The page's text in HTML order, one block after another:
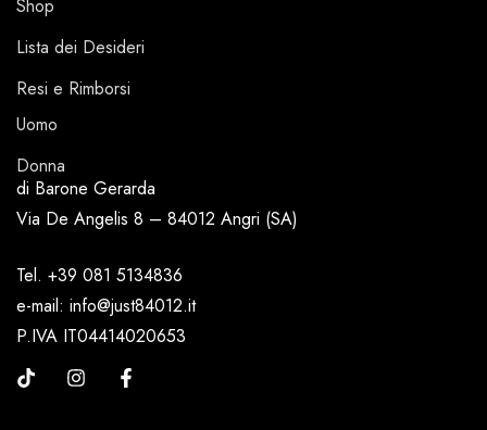
Shop
Lista dei Desideri
Resi e Rimborsi
Uomo
Donna
di Barone Gerarda
Via De Angelis 8 – 84012 Angri (SA)
Tel. +39 081 5134836
e-mail: info@just84012.it
P.IVA IT04414020653